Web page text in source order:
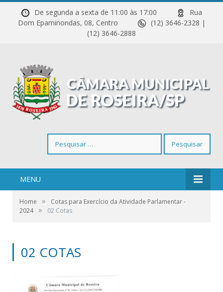
De segunda a sexta de 11:00 às 17:00
Rua
Dom Epaminondas, 08, Centro
(12) 3646-2328 |
(12) 3646-2888
por:
MENU
Home »
Cotas para Exercício da Atividade Parlamentar -
2024 » 02 Cotas
02 COTAS